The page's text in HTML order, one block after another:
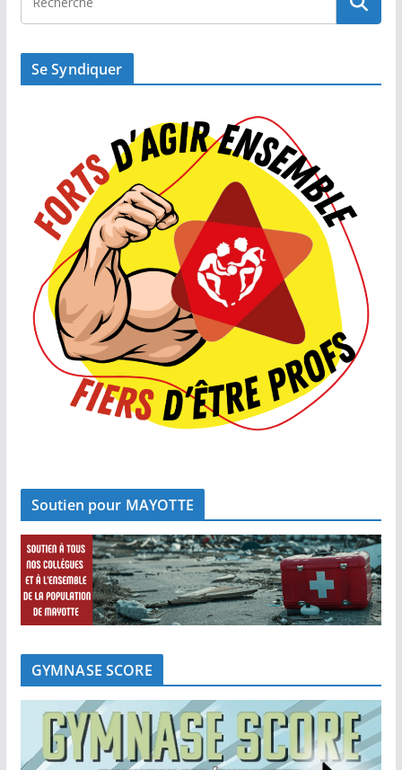
Se Syndiquer
Soutien pour MAYOTTE
GYMNASE SCORE